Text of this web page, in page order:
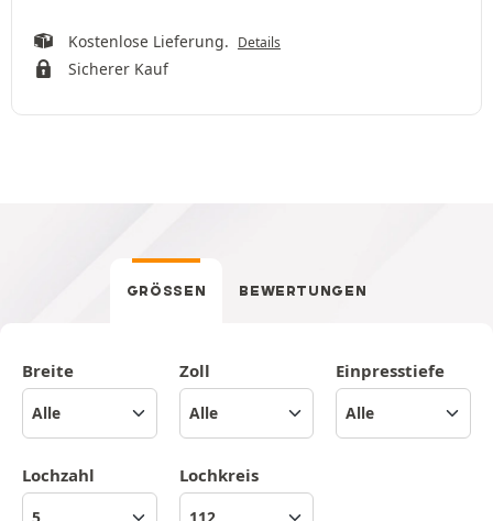
Kostenlose Lieferung. Details
Sicherer Kauf
GRÖSSEN BEWERTUNGEN
Breite Zoll Einpresstiefe
Lochzahl Lochkreis